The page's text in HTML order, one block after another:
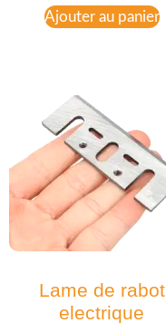
Ajouter au panier
Lame de rabot
electrique